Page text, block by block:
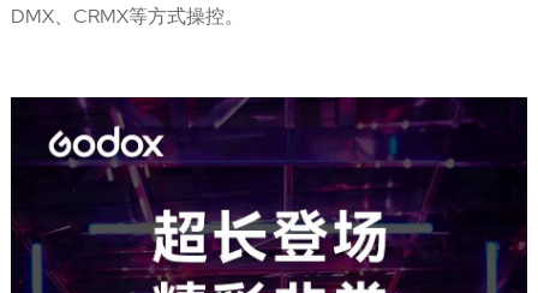
DMX、CRMX等方式操控。